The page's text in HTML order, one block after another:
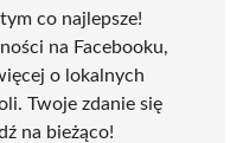
co najlepsze!
na Facebooku,
o lokalnych
Twoje zdanie się
na bieżąco!